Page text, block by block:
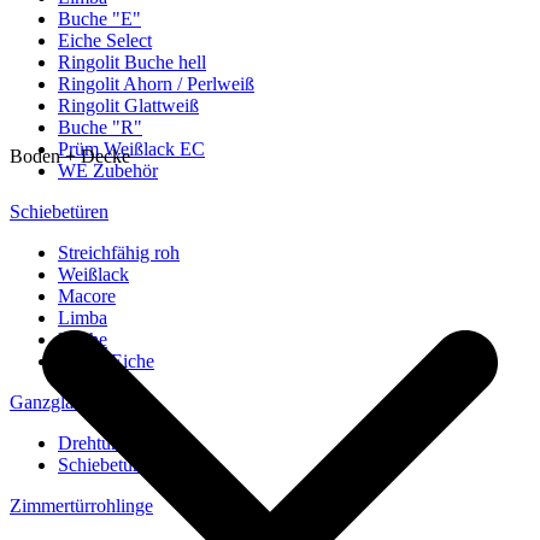
Buche "E"
Eiche Select
Ringolit Buche hell
Ringolit Ahorn / Perlweiß
Ringolit Glattweiß
Buche "R"
Prüm Weißlack EC
WE Zubehör
Schiebetüren
Streichfähig roh
Weißlack
Macore
Limba
Buche
europ. Eiche
Ganzglastüren
Drehtüren
Schiebetüren
Zimmertürrohlinge
Boden + Decke